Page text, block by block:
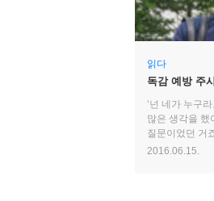
읽다
독감 예방 주
‘넌 네가 누구
많은 생각을 했
질문이었던 거
살고 있는 게
2016.06.15.